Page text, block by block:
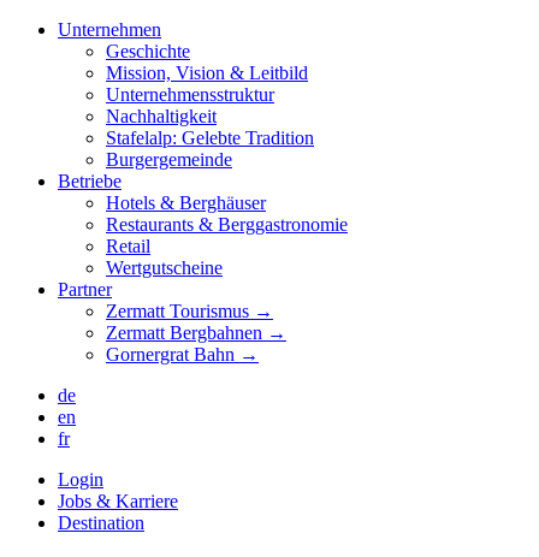
Unternehmen
Geschichte
Mission, Vision & Leitbild
Unternehmensstruktur
Nachhaltigkeit
Stafelalp: Gelebte Tradition
Burgergemeinde
Betriebe
Hotels & Berghäuser
Restaurants & Berggastronomie
Retail
Wertgutscheine
Partner
Zermatt Tourismus →
Zermatt Bergbahnen →
Gornergrat Bahn →
de
en
fr
Login
Jobs & Karriere
Destination